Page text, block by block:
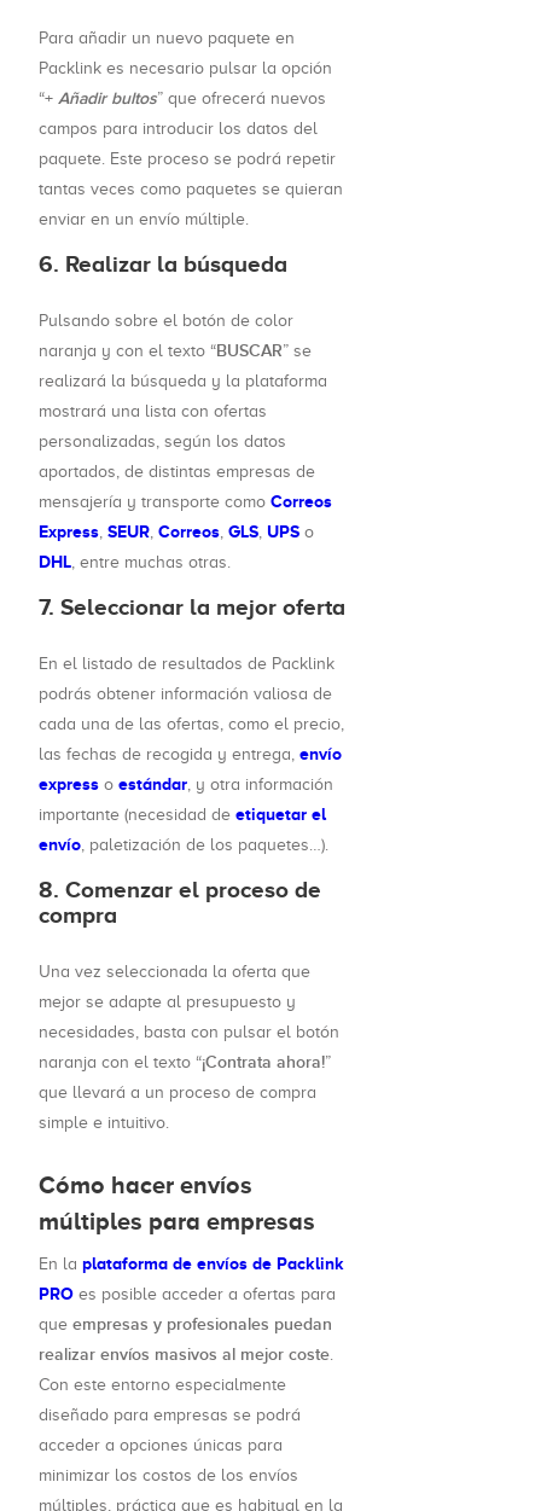
Para añadir un nuevo paquete en
Packlink es necesario pulsar la opción
“+ Añadir bultos” que ofrecerá nuevos
campos para introducir los datos del
paquete. Este proceso se podrá repetir
tantas veces como paquetes se quieran
enviar en un envío múltiple.
6. Realizar la búsqueda
Pulsando sobre el botón de color
naranja y con el texto “BUSCAR” se
realizará la búsqueda y la plataforma
mostrará una lista con ofertas
personalizadas, según los datos
aportados, de distintas empresas de
mensajería y transporte como Correos
Express SEUR Correos GLS UPS o
DHL , entre muchas otras.
7. Seleccionar la mejor oferta
En el listado de resultados de Packlink
podrás obtener información valiosa de
cada una de las ofertas, como el precio,
las fechas de recogida y entrega, envío
express o estándar , y otra información
importante (necesidad de etiquetar el
envío , paletización de los paquetes…).
8. Comenzar el proceso de
compra
Una vez seleccionada la oferta que
mejor se adapte al presupuesto y
necesidades, basta con pulsar el botón
naranja con el texto “¡Contrata ahora!”
que llevará a un proceso de compra
simple e intuitivo.
Cómo hacer envíos
múltiples para empresas
En la plataforma de envíos de Packlink
PRO es posible acceder a ofertas para
que empresas y profesionales puedan
realizar envíos masivos al mejor coste
Con este entorno especialmente
diseñado para empresas se podrá
acceder a opciones únicas para
minimizar los costos de los envíos
múltiples, práctica que es habitual en la